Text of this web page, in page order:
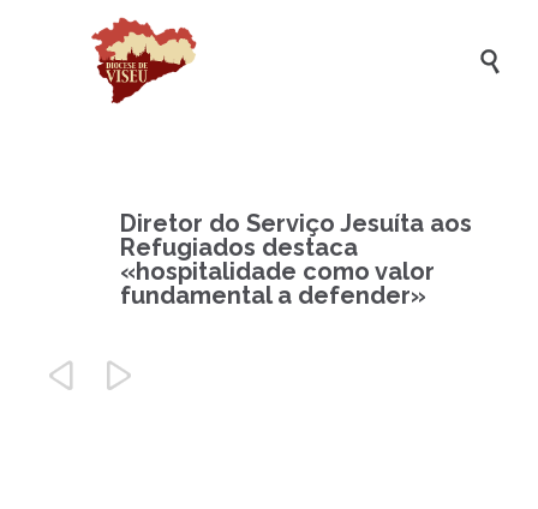

Diretor do Serviço Jesuíta aos
Refugiados destaca
«hospitalidade como valor
fundamental a defender»
 